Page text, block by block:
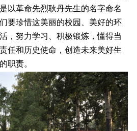
以革命先烈耿丹先生的名字命名
要珍惜这美丽的校园、美好的环
，努力学习、积极锻炼，懂得当
任和历史使命，创造未来美好生
职责。